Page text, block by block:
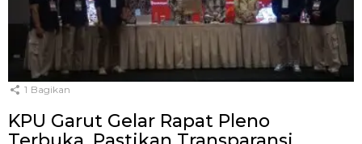
1 Bagikan
KPU Garut Gelar Rapat Pleno